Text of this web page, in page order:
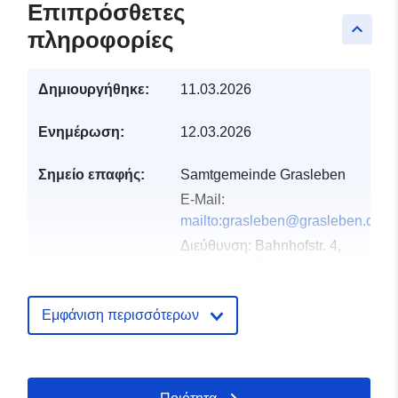
keyboard_arrow_up
Επιπρόσθετες
πληροφορίες
Δημιουργήθηκε: 11.03.2026
Ενημέρωση: 12.03.2026
Σημείο επαφής:
Samtgemeinde Grasleben
E-Mail:
mailto:grasleben@grasleben.de
Διεύθυνση: Bahnhofstr. 4,
Διεύθυνση URL:
https://www.samtgemeinde-
Εμφάνιση περισσότερων